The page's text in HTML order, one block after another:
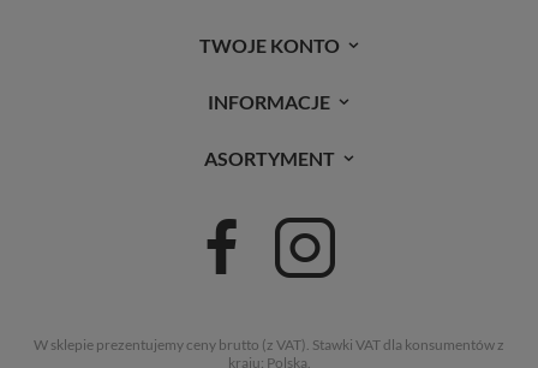
TWOJE KONTO
INFORMACJE
ASORTYMENT
W sklepie prezentujemy ceny brutto (z VAT). Stawki VAT dla konsumentów z
kraju: Polska.